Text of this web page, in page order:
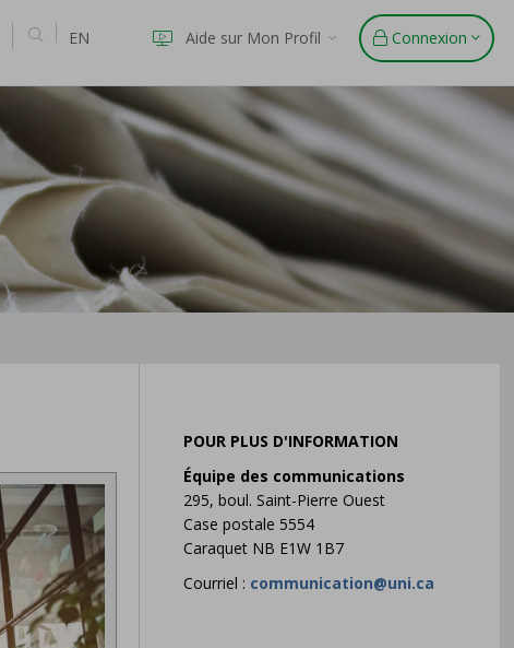
EN Aide sur Mon Profil Connexion
POUR PLUS D'INFORMATION
Équipe des communications
295, boul. Saint-Pierre Ouest
Case postale 5554
Caraquet NB E1W 1B7
Courriel : communication@uni.ca